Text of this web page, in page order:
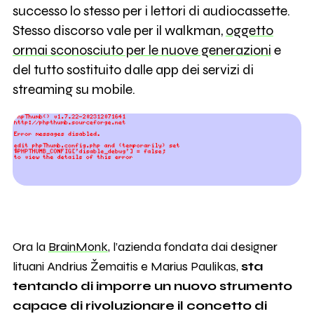
successo lo stesso per i lettori di audiocassette.
Stesso discorso vale per il walkman, oggetto
ormai sconosciuto per le nuove generazioni e
del tutto sostituito dalle app dei servizi di
streaming su mobile.
Ora la BrainMonk, l’azienda fondata dai designer
lituani Andrius Žemaitis e Marius Paulikas,sta
tentando di imporre un nuovo strumento
capace di rivoluzionare il concetto di